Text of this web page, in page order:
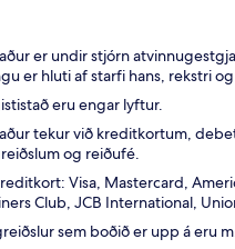
er undir stjórn
er hluti af starfi hans, rekstri
eru engar lyftur.
tekur við kreditkortum,
og reiðufé.
Visa, Mastercard,
Club, JCB International,
sem boðið er upp á eru